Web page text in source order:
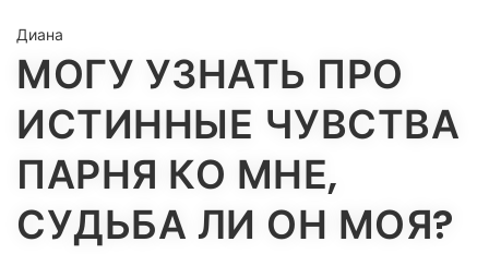
Диана
МОГУ УЗНАТЬ ПРО
ИСТИННЫЕ ЧУВСТВА
ПАРНЯ КО МНЕ,
СУДЬБА ЛИ ОН МОЯ?